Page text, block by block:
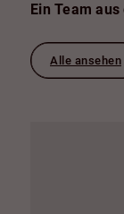
Ein Team
Alle ansehen